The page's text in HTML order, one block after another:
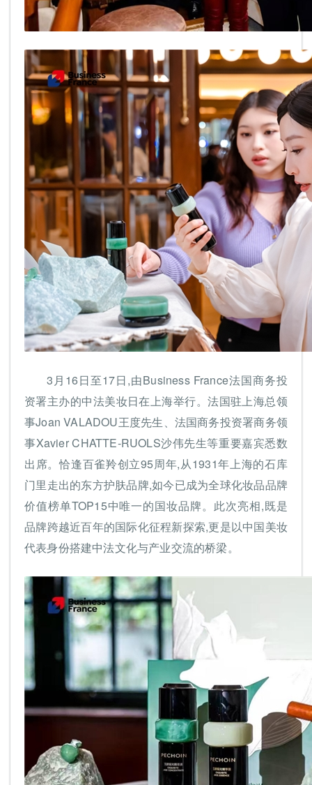
3月16日至17日,由Business France法国商务投
资署主办的中法美妆日在上海举行。法国驻上海总领
事Joan VALADOU王度先生、法国商务投资署商务领
事Xavier CHATTE-RUOLS沙伟先生等重要嘉宾悉数
出席。恰逢百雀羚创立95周年,从1931年上海的石库
门里走出的东方护肤品牌,如今已成为全球化妆品品牌
价值榜单TOP15中唯一的国妆品牌。此次亮相,既是
品牌跨越近百年的国际化征程新探索,更是以中国美妆
代表身份搭建中法文化与产业交流的桥梁。